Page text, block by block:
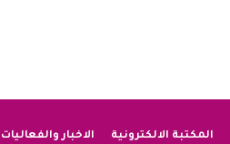
المكتبة الالكترونية الاخبار والفعاليات